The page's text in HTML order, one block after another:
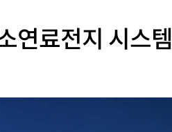
연료전지 시스템